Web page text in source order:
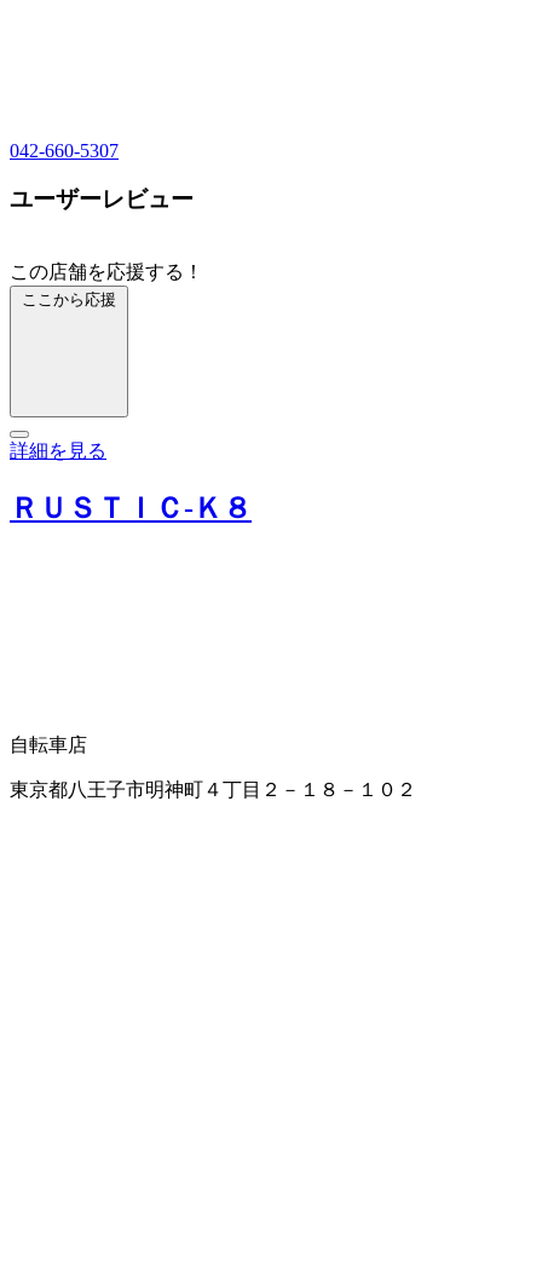
042-660-5307
ユーザーレビュー
この店舗を応援する！
ここから応援
詳細を見る
ＲＵＳＴＩＣ‐Ｋ８
自転車店
東京都八王子市明神町４丁目２－１８－１０２